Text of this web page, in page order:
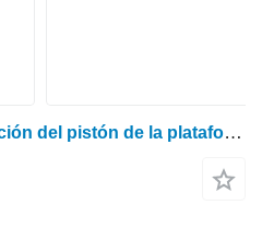
Hyundai Válvula de retención del pistón de la plataforma elevadora Hx220lc, válvula de bloqueo de seguridad 31q6-55012gg 31Q6-55012GG cilindro hidráulico